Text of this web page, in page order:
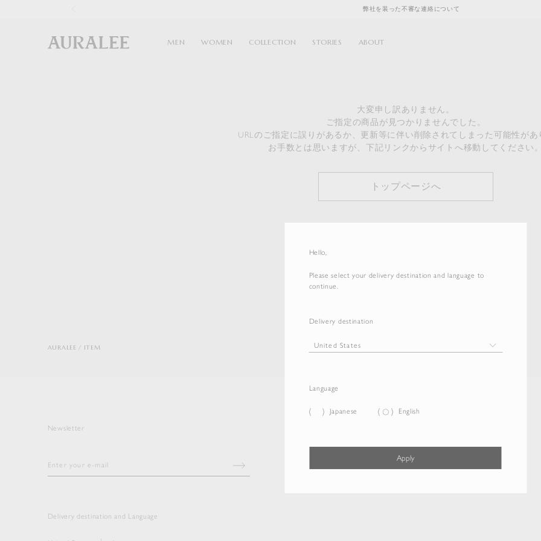
Hello,
Please select your delivery destination and language to
continue.
Delivery destination
Language
Japanese English
Apply
弊社を装った不審な連絡について
MEN WOMEN COLLECTION STORIES ABOUT
大変申し訳ありません。
ご指定の商品が見つかりませんでした。
URLのご指定に誤りがあるか、更新等に伴い削除されてしまった可能性があ
お手数とは思いますが、下記リンクからサイトへ移動してください。
トップページへ
AURALEE ITEM
Newsletter
Delivery destination and Language